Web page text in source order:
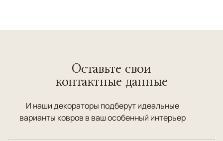
Оставьте свои
контактные данные
И наши декораторы подберут идеальные
варианты ковров в ваш особенный интерьер